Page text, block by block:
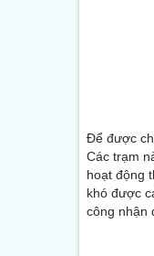
Để được
Các trạm
hoạt động
khó được
công nhận